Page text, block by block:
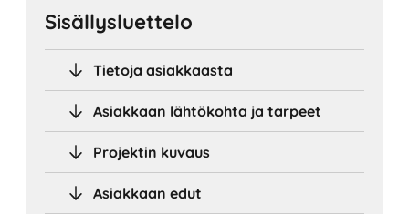
Sisällysluettelo
Tietoja asiakkaasta
Asiakkaan lähtökohta ja tarpeet
Projektin kuvaus
Asiakkaan edut